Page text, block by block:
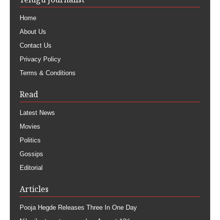
Home
About Us
Contact Us
Privacy Policy
Terms & Conditions
Read
Latest News
Movies
Politics
Gossips
Editorial
Articles
Pooja Hegde Releases Three In One Day